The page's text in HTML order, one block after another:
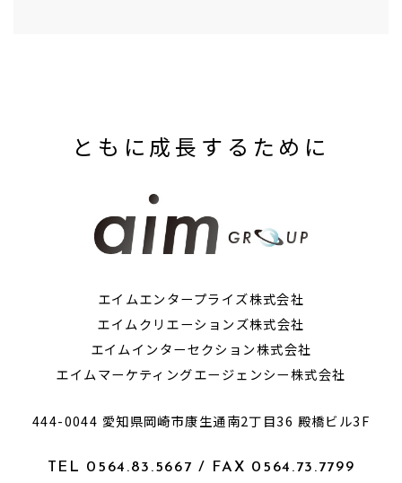
ともに成長するために
エイムエンタープライズ株式会社
エイムクリエーションズ株式会社
エイムインターセクション株式会社
エイムマーケティングエージェンシー株式会社
444-0044 愛知県岡崎市康生通南2丁目36 殿橋ビル3F
TEL 0564.83.5667 / FAX 0564.73.7799